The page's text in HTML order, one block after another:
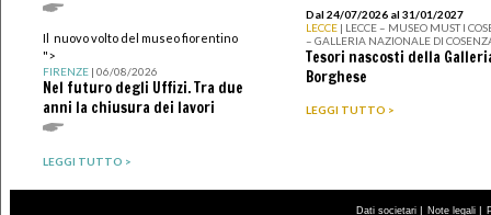
Il nuovo volto del museo fiorentino
">
FIRENZE| 06/08/2026
Nel futuro degli Uffizi. Tra due
anni la chiusura dei lavori
LEGGI TUTTO >
Dal 24/07/2026 al 31/01/2027
LECCE | LECCE – MUSEO MUST I
– GALLERIA NAZIONALE DI
Tesori nascosti della
Borghese
LEGGI TUTTO >
Dati societari Note legali